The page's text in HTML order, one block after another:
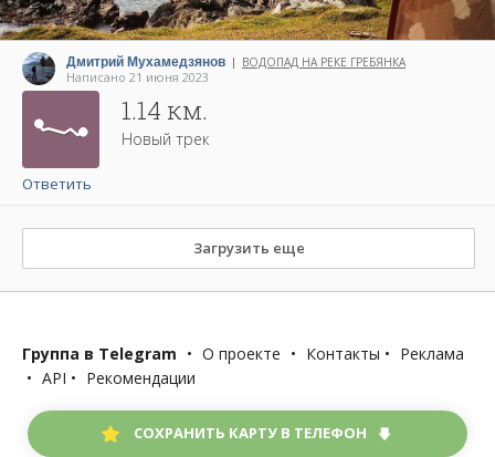
СОХРАНИТЬ КАРТУ В ТЕЛЕФОН
Дмитрий Мухамедзянов | ВОДОПАД НА РЕКЕ ГРЕБЯНКА
Написано 21 июня 2023
1.14 км.
Новый трек
Ответить
Загрузить еще
Группа в Telegram • О проекте • Контакты • Реклама
• API • Рекомендации